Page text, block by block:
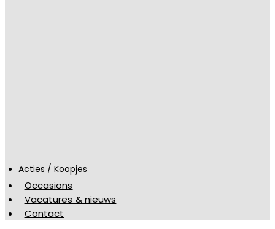
Acties / Koopjes
Occasions
Vacatures & nieuws
Contact